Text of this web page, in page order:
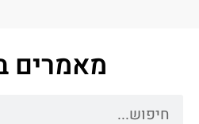
מאמרים